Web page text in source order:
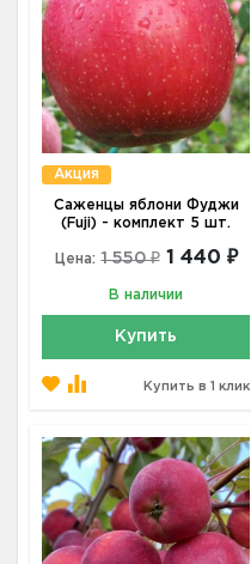
Акция
Саженцы яблони Фуджи
(Fuji) - комплект 5 шт.
Цена: 1 550 ₽ 1 440 ₽
В наличии
Купить
Купить в 1 клик